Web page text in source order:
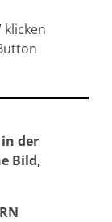
klicken
der
Bild,